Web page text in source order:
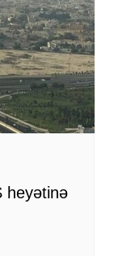
heyətinə